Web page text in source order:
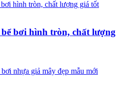
bơi hình tròn, chất lượng